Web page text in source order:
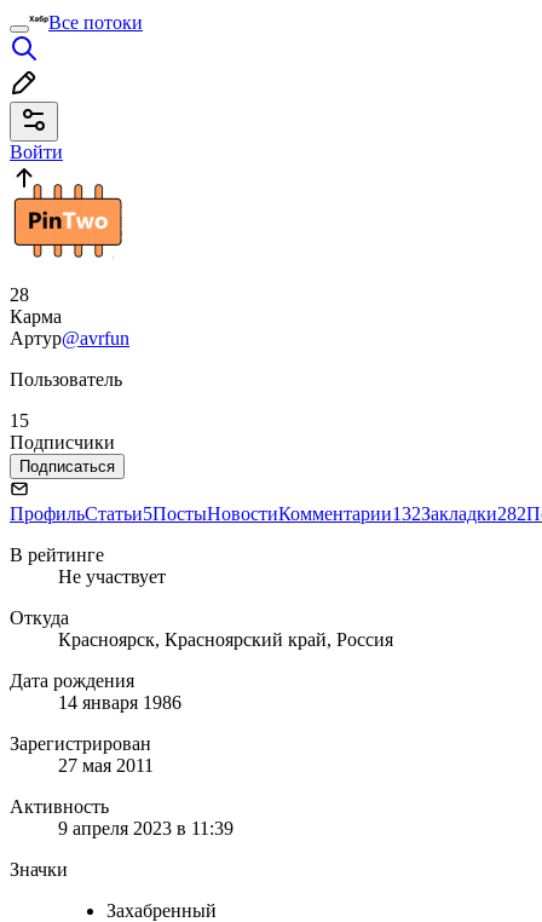
Все потоки
Войти
28
Карма
Артур@avrfun
Пользователь
15
Подписчики
Подписаться
ПрофильСтатьи5ПостыНовостиКомментарии132Закладки282
В рейтинге
Не участвует
Откуда
Красноярск, Красноярский край, Россия
Дата рождения
14 января 1986
Зарегистрирован
27 мая 2011
Активность
9 апреля 2023 в 11:39
Значки
Захабренный